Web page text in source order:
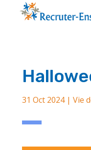
31 Oct 2024| Vie